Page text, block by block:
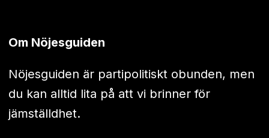
Om Nöjesguiden
Nöjesguiden är partipolitiskt obunden, men
du kan alltid lita på att vi brinner för
jämställdhet.